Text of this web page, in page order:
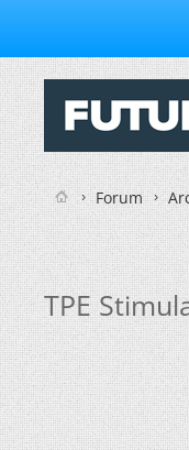
Forum
TPE